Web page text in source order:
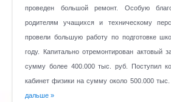
проведен большой ремонт. Особую
родителям учащихся и техническому
провели большую работу по подготовке
году. Капитально отремонтирован
сумму более 400.000 тыс. руб. Поступил
кабинет физики на сумму около 500.000 тыс.
дальше »